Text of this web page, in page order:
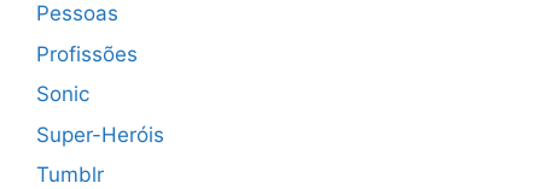
Pessoas
Profissões
Sonic
Super-Heróis
Tumblr